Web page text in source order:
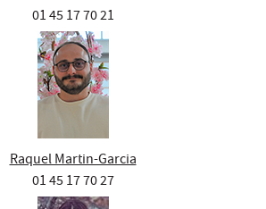
01 45 17 70 21
Raquel Martin-Garcia
01 45 17 70 27